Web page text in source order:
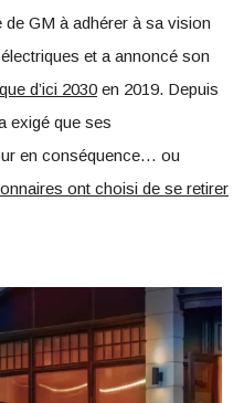
GM à adhérer à sa vision
et a annoncé son
d’ici 2030 en 2019. Depuis
exigé que ses
en conséquence… ou
ont choisi de se retirer